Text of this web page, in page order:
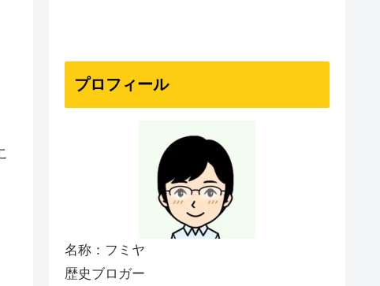
プロフィール
名称：フミヤ
歴史ブロガー